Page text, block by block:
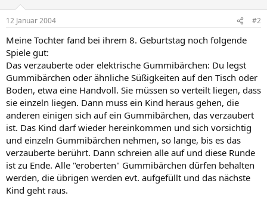
12 Januar 2004 #2
Meine Tochter fand bei ihrem 8. Geburtstag noch folgende
Spiele gut:
Das verzauberte oder elektrische Gummibärchen: Du legst
Gummibärchen oder ähnliche Süßigkeiten auf den Tisch oder
Boden, etwa eine Handvoll. Sie müssen so verteilt liegen, dass
sie einzeln liegen. Dann muss ein Kind heraus gehen, die
anderen einigen sich auf ein Gummibärchen, das verzaubert
ist. Das Kind darf wieder hereinkommen und sich vorsichtig
und einzeln Gummibärchen nehmen, so lange, bis es das
verzauberte berührt. Dann schreien alle auf und diese Runde
ist zu Ende. Alle "eroberten" Gummibärchen dürfen behalten
werden, die übrigen werden evt. aufgefüllt und das nächste
Kind geht raus.